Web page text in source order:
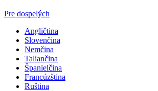
Pre dospelých
Angličtina
Slovenčina
Nemčina
Taliančina
Španielčina
Francúzština
Ruština